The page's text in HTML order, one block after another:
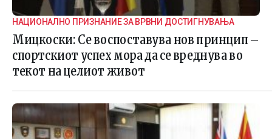
НАЦИОНАЛНО ПРИЗНАНИЕ ЗА ВРВНИ ДОСТИГНУВАЊА
Мицкоски: Се воспоставува нов принцип –
спортскиот успех мора да се вреднува во
текот на целиот живот